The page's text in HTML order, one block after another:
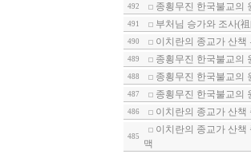
492 종횡무진 한국불교의
491 부처님 승가와 조사(
490 이치란의 종교가 산책
489 종횡무진 한국불교의
488 종횡무진 한국불교의
487 종횡무진 한국불교의
486 이치란의 종교가 산책
485
이치란의 종교가 산
맥